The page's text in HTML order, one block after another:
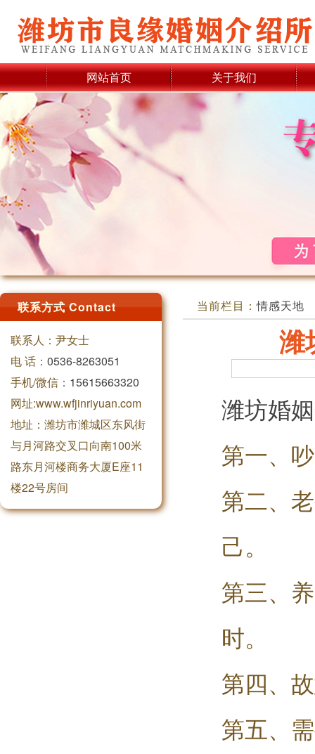
网站首页 关于我们
联系方式 Contact
联系人：尹女士
电 话： 0536-8263051
手机/微信： 15615663320
网址:www.wfjinriyuan.com
地址：潍坊市潍城区东风街
与月河路交叉口向南100米
路东月河楼商务大厦E座11
楼22号房间
当前栏目：情感天地
潍
潍坊婚
第一、
第二、
己。
第三、
时。
第四、
第五、